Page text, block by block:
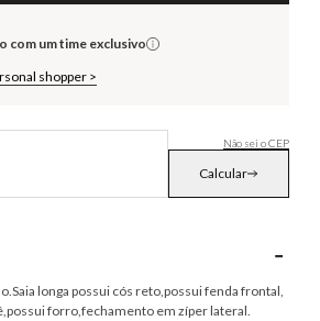
com um time exclusivo
shopper >
Não sei o CEP
Calcular
-
longa possui cós reto,possui fenda frontal,
forro,fechamento em zíper lateral.